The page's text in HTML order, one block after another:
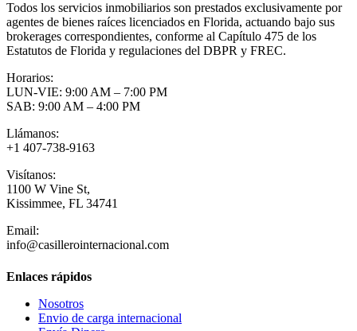
Todos los servicios inmobiliarios son prestados exclusivamente por
agentes de bienes raíces licenciados en Florida, actuando bajo sus
brokerages correspondientes, conforme al Capítulo 475 de los
Estatutos de Florida y regulaciones del DBPR y FREC.
Horarios:
LUN-VIE: 9:00 AM – 7:00 PM
SAB: 9:00 AM – 4:00 PM
Llámanos:
+1 407-738-9163
Visítanos:
1100 W Vine St,
Kissimmee, FL 34741
Email:
info@casillerointernacional.com
Enlaces rápidos
Nosotros
Envio de carga internacional